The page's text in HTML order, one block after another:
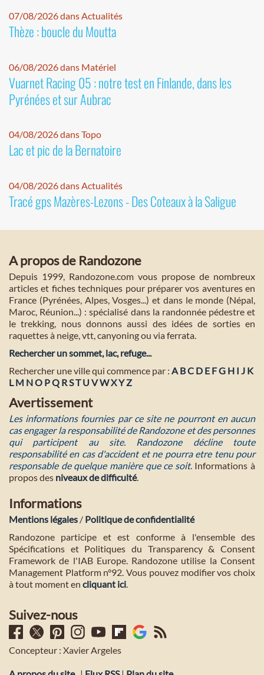
07/08/2026 dans Actualités
Thèze : boucle du Moutta
06/08/2026 dans Matériel
Vuarnet Racing 05 : notre test en Finlande, dans les
Pyrénées et sur Aubrac
04/08/2026 dans Topo
Lac et pic de la Bernatoire
04/08/2026 dans Actualités
Tracé gps Mazères-Lezons - Des Coteaux à la Saligue
A propos de Randozone
Depuis 1999, Randozone.com vous propose de nombreux
articles et fiches techniques pour préparer vos aventures en
France (Pyrénées, Alpes, Vosges...) et dans le monde (Népal,
Maroc, Réunion...) : spécialisé dans la randonnée pédestre et
le trekking, nous donnons aussi des idées de sorties en
raquettes à neige, vtt, canyoning ou via ferrata.
Rechercher un sommet, lac, refuge...
Rechercher une ville qui commence par : A BC D E FG H I J K
L M NO PQ RST U VWXYZ
Avertissement
Les informations fournies par ce site ne pourront en aucun
cas engager la responsabilité de Randozone et des personnes
qui participent au site. Randozone décline toute
responsabilité en cas d'accident et ne pourra etre tenu pour
responsable de quelque manière que ce soit. Informations à
propos des niveaux de difficulté.
Informations
Mentions légales / Politique de confidentialité
Randozone participe et est conforme à l'ensemble des
Spécifications et Politiques du Transparency & Consent
Framework de l'IAB Europe. Randozone utilise la Consent
Management Platform n°92. Vous pouvez modifier vos choix
à tout moment en cliquant ici.
Suivez-nous
Concepteur : Xavier Argeles